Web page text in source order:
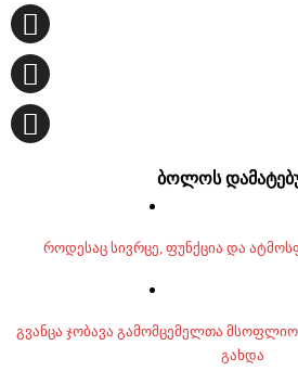
ბოლოს
როდესაც სივრცე, ფუნქცია და
გვანცა ჯობავა გამომცემელთა მსოფლიო
გახდა